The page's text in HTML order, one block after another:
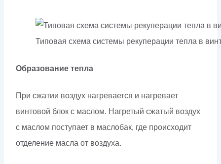
Типовая схема системы рекуперации тепла в
Образование тепла
При сжатии воздух нагревается и нагревает
винтовой блок с маслом. Нагретый сжатый воздух
с маслом поступает в маслобак, где происходит
отделение масла от воздуха.